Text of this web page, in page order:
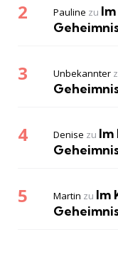
Pauline zu
Unbekannter
Denise zu Im
Martin zu Im